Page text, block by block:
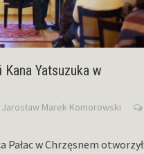
Yatsuzuka w
Jarosław Marek Komorowski
Pałac w Chrzęsnem otworzył